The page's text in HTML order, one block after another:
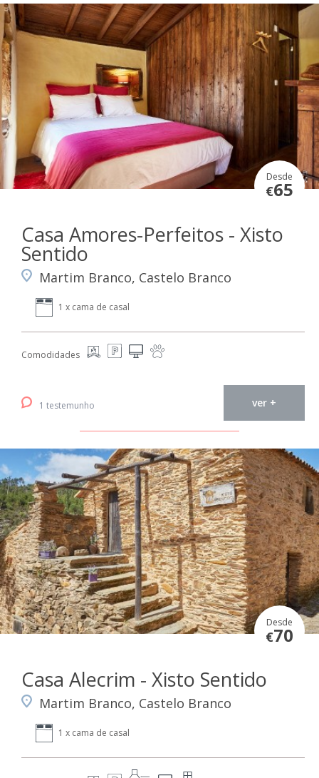
Desde
€65
Casa Amores-Perfeitos - Xisto
Sentido
Martim Branco, Castelo Branco
1 x cama de casal
Comodidades
1 testemunho ver +
Desde
€70
Casa Alecrim - Xisto Sentido
Martim Branco, Castelo Branco
1 x cama de casal